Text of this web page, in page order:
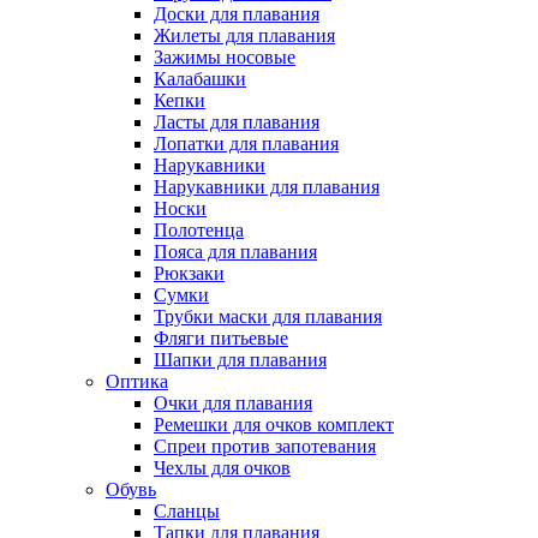
Доски для плавания
Жилеты для плавания
Зажимы носовые
Калабашки
Кепки
Ласты для плавания
Лопатки для плавания
Нарукавники
Нарукавники для плавания
Носки
Полотенца
Пояса для плавания
Рюкзаки
Сумки
Трубки маски для плавания
Фляги питьевые
Шапки для плавания
Оптика
Очки для плавания
Ремешки для очков комплект
Спреи против запотевания
Чехлы для очков
Обувь
Сланцы
Тапки для плавания